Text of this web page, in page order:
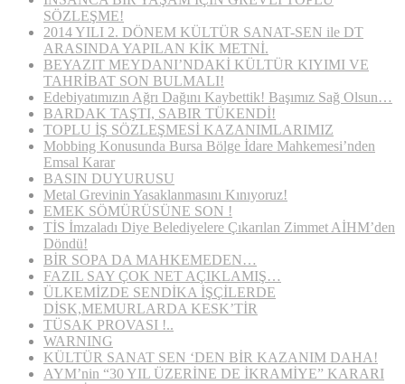
SÖZLEŞME!
2014 YILI 2. DÖNEM KÜLTÜR SANAT-SEN ile DT
ARASINDA YAPILAN KİK METNİ.
BEYAZIT MEYDANI’NDAKİ KÜLTÜR KIYIMI VE
TAHRİBAT SON BULMALI!
Edebiyatımızın Ağrı Dağını Kaybettik! Başımız Sağ Olsun…
BARDAK TAŞTI, SABIR TÜKENDİ!
TOPLU İŞ SÖZLEŞMESİ KAZANIMLARIMIZ
Mobbing Konusunda Bursa Bölge İdare Mahkemesi’nden
Emsal Karar
BASIN DUYURUSU
Metal Grevinin Yasaklanmasını Kınıyoruz!
EMEK SÖMÜRÜSÜNE SON !
TİS İmzaladı Diye Belediyelere Çıkarılan Zimmet AİHM’den
Döndü!
BİR SOPA DA MAHKEMEDEN…
FAZIL SAY ÇOK NET AÇIKLAMIŞ…
ÜLKEMİZDE SENDİKA İŞÇİLERDE
DİSK,MEMURLARDA KESK’TİR
TÜSAK PROVASI !..
WARNING
KÜLTÜR SANAT SEN ‘DEN BİR KAZANIM DAHA!
AYM’nin “30 YIL ÜZERİNE DE İKRAMİYE” KARARI